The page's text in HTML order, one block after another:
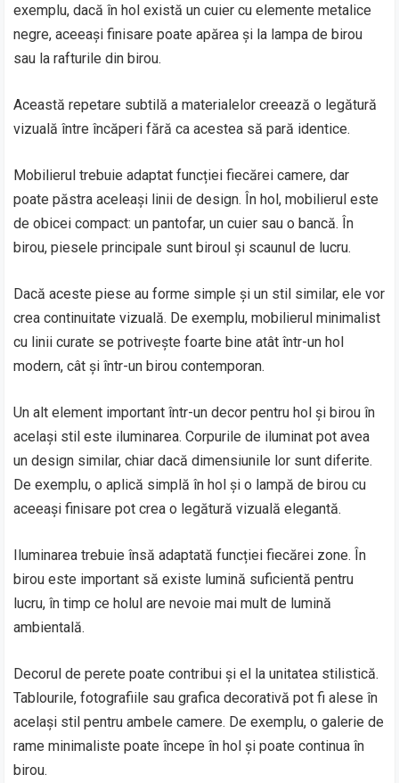
exemplu, dacă în hol există un cuier cu elemente metalice
negre, aceeași finisare poate apărea și la lampa de birou
sau la rafturile din birou.
Această repetare subtilă a materialelor creează o legătură
vizuală între încăperi fără ca acestea să pară identice.
Mobilierul trebuie adaptat funcției fiecărei camere, dar
poate păstra aceleași linii de design. În hol, mobilierul este
de obicei compact: un pantofar, un cuier sau o bancă. În
birou, piesele principale sunt biroul și scaunul de lucru.
Dacă aceste piese au forme simple și un stil similar, ele vor
crea continuitate vizuală. De exemplu, mobilierul minimalist
cu linii curate se potrivește foarte bine atât într-un hol
modern, cât și într-un birou contemporan.
Un alt element important într-un decor pentru hol și birou în
același stil este iluminarea. Corpurile de iluminat pot avea
un design similar, chiar dacă dimensiunile lor sunt diferite.
De exemplu, o aplică simplă în hol și o lampă de birou cu
aceeași finisare pot crea o legătură vizuală elegantă.
Iluminarea trebuie însă adaptată funcției fiecărei zone. În
birou este important să existe lumină suficientă pentru
lucru, în timp ce holul are nevoie mai mult de lumină
ambientală.
Decorul de perete poate contribui și el la unitatea stilistică.
Tablourile, fotografiile sau grafica decorativă pot fi alese în
același stil pentru ambele camere. De exemplu, o galerie de
rame minimaliste poate începe în hol și poate continua în
birou.